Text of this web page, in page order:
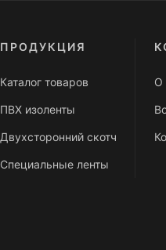
ПРОДУКЦИЯ
Каталог товаров
ПВХ изоленты
Двухсторонний скотч
Специальные ленты
О